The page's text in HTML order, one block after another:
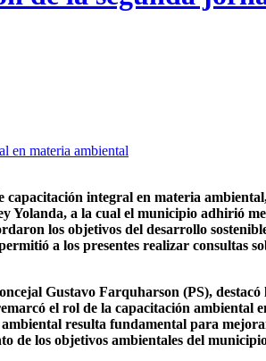
integral en materia
a la cual el municipio adhirió
los objetivos del desarrollo
a los presentes realizar consultas
Gustavo Farquharson (PS),
el rol de la capacitación ambiental
resulta fundamental para
de los objetivos ambientales del